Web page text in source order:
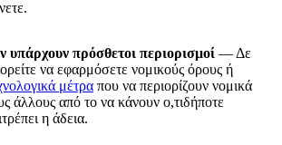
υπάρχουν πρόσθετοι περιορισμοί — Δε
να εφαρμόσετε νομικούς όρους ή
μέτρα που να περιορίζουν νομικά
άλλους από το να κάνουν ο,τιδήποτε
η άδεια.